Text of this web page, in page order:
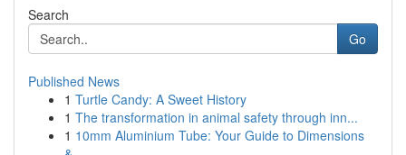
Search
Go
Published News
1 Turtle Candy: A Sweet History
1 The transformation in animal safety through inn...
1 10mm Aluminium Tube: Your Guide to Dimensions